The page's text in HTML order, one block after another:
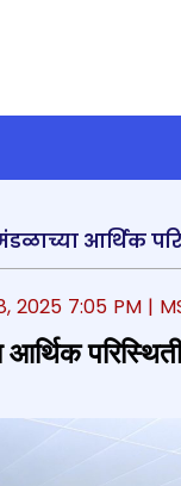
आर्थिक
2025 7:05 PM |
आर्थिक